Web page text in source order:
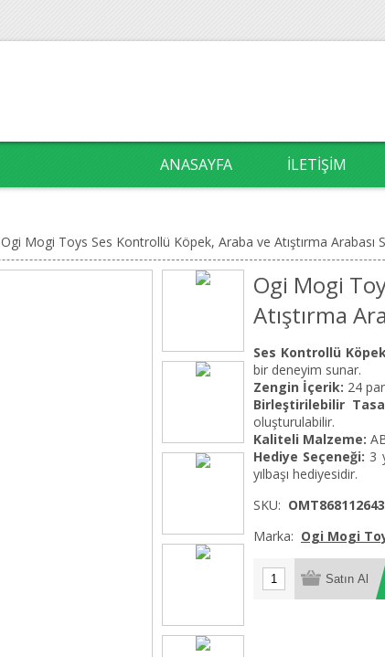
ANASAYFA İLETIŞIM
Ogi Mogi Toys Ses Kontrollü Köpek, Araba ve Atıştırma Arabası
Ogi Mogi
Atıştırma
Ses Kontrollü
bir deneyim sunar.
Zengin İçerik: 24
Birleştirilebilir
oluşturulabilir.
Kaliteli Malzeme:
Hediye Seçeneği: 3
yılbaşı hediyesidir.
SKU:
Marka: Ogi Mogi